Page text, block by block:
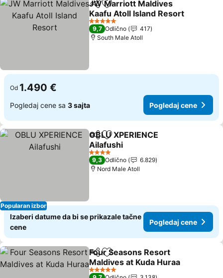
Deli Dodati u favorite
JW Marriott Maldives
Kaafu Atoll Island Resort
Pogledaj cene
5 Zvezdice
9,7 Odlično
417
South Male Atoll
Od 1.490 €
Pogledaj cene sa 3 sajta Pogledaj cene
Popularan izbor
Deli Dodati u favorite
OBLU XPERIENCE
Ailafushi
Pogledaj cene
4 Zvezdice
9,3 Odlično
6.829
Nord Male Atoll
Izaberi datume da bi se prikazale tačne
cene
Pogledaj cene
Deli Dodati u favorite
Four Seasons Resort
Maldives at Kuda Huraa
Pogledaj cene
5 Zvezdice